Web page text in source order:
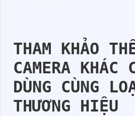
THAM KHẢO
CAMERA KHÁC
DÙNG CÙNG
THƯƠNG HIỆU